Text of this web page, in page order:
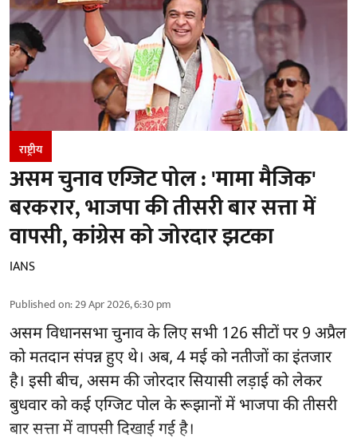
राष्ट्रीय
असम चुनाव एग्जिट पोल : 'मामा मैजिक'
बरकरार, भाजपा की तीसरी बार सत्ता में
वापसी, कांग्रेस को जोरदार झटका
IANS
Published on:29 Apr 2026, 6:30 pm
असम विधानसभा चुनाव के लिए सभी 126 सीटों पर 9 अप्रैल
को मतदान संपन्न हुए थे। अब, 4 मई को नतीजों का इंतजार
है। इसी बीच, असम की जोरदार सियासी लड़ाई को लेकर
बुधवार को कई एग्जिट पोल के रूझानों में भाजपा की तीसरी
बार सत्ता में वापसी दिखाई गई है।